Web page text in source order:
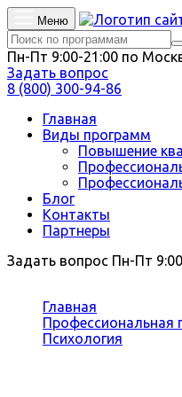
Меню
Пн-Пт 9:00-21:00 по
Задать вопрос
8 (800) 300-94-86
Главная
Виды программ
Повышение
Блог
Контакты
Партнеры
Задать вопрос Пн-Пт
Главная
Профессиональная
Психология